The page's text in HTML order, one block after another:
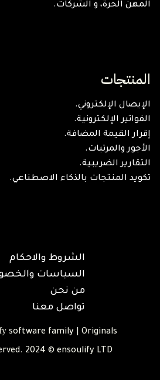
المهن الحرة، و الشركات.
المنتجات
الإيصال الإلكتروني.
الفواتير الإلكترونية.
إقرار القيمة المضافة.
الأجور والمرتبات.
التقارير الضريبية.
تكويد المنتجات بالذكاء الاصطناعي.
الشروط والاحكام
السياسات
من نحن
تواصل معنا
software family | Originals
2024 © ensoulify LTD